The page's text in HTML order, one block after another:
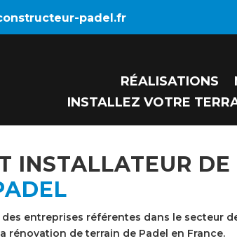
padel.fr
RÉALISATIONS
INSTALLEZ VOTRE
INSTALLATEUR DE
entreprises référentes dans le secteur
rénovation de terrain de Padel en France.